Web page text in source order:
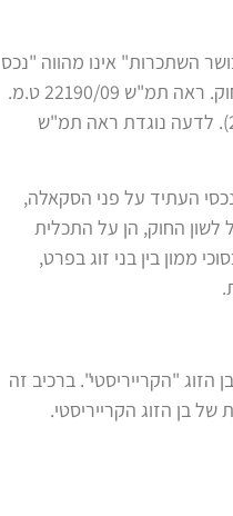
השתכרות" אינו מהווה "נכס
בר איזון", אלא הוא כלי אקוויטבילי המשפיע על אופן ביצוע איזון המשאבים כפי שנקבע בסע' 8 (2) לחוק. ראה תמ"ש 22190/09 ט.מ.
ואח' נ' א.מ., [פורסם בנבו] (9.10.11); תמ"ש 47769-01-12 פלונית נ' אלמוני,[פורסם בנבו] ( 26.8.14). לדעה נוגדת ראה תמ"ש
העתיד על פני הסקאלה,
לשון החוק, הן על התכלית
ממון בין בני זוג בפרט,
הזוג "הקרייריסטי". ברכיב זה
בן הזוג הקרייריסטי.